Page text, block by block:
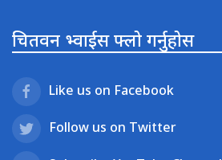
चितवन भ्वाईस फ्लो गर्नुहोस
Like us on Facebook
Follow us on Twitter